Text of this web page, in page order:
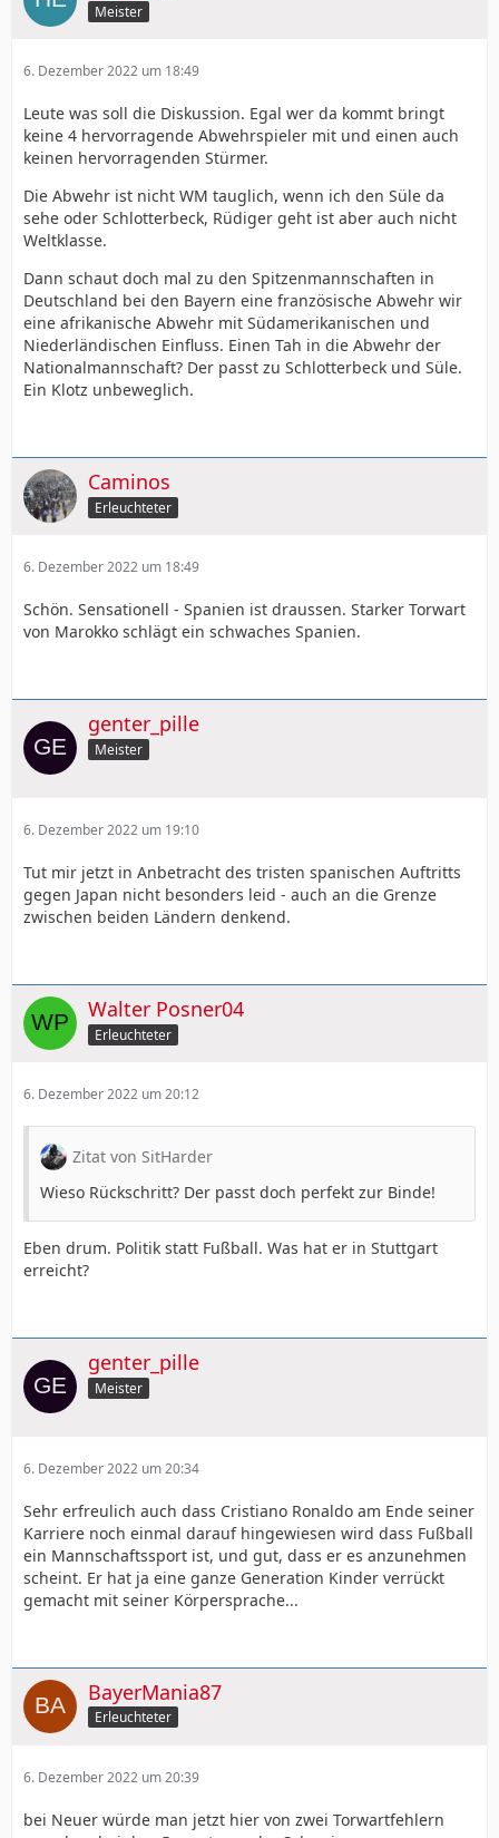
Meister
6. Dezember 2022 um 18:49
Leute was soll die Diskussion. Egal wer da kommt bringt
keine 4 hervorragende Abwehrspieler mit und einen auch
keinen hervorragenden Stürmer.
Die Abwehr ist nicht WM tauglich, wenn ich den Süle da
sehe oder Schlotterbeck, Rüdiger geht ist aber auch nicht
Weltklasse.
Dann schaut doch mal zu den Spitzenmannschaften in
Deutschland bei den Bayern eine französische Abwehr wir
eine afrikanische Abwehr mit Südamerikanischen und
Niederländischen Einfluss. Einen Tah in die Abwehr der
Nationalmannschaft? Der passt zu Schlotterbeck und Süle.
Ein Klotz unbeweglich.
Caminos
Erleuchteter
6. Dezember 2022 um 18:49
Schön. Sensationell - Spanien ist draussen. Starker Torwart
von Marokko schlägt ein schwaches Spanien.
genter_pille
Meister
6. Dezember 2022 um 19:10
Tut mir jetzt in Anbetracht des tristen spanischen Auftritts
gegen Japan nicht besonders leid - auch an die Grenze
zwischen beiden Ländern denkend.
Walter Posner04
Erleuchteter
6. Dezember 2022 um 20:12
Zitat von SitHarder
Wieso Rückschritt? Der passt doch perfekt zur Binde!
Eben drum. Politik statt Fußball. Was hat er in Stuttgart
erreicht?
genter_pille
Meister
6. Dezember 2022 um 20:34
Sehr erfreulich auch dass Cristiano Ronaldo am Ende seiner
Karriere noch einmal darauf hingewiesen wird dass Fußball
ein Mannschaftssport ist, und gut, dass er es anzunehmen
scheint. Er hat ja eine ganze Generation Kinder verrückt
gemacht mit seiner Körpersprache...
BayerMania87
Erleuchteter
6. Dezember 2022 um 20:39
bei Neuer würde man jetzt hier von zwei Torwartfehlern